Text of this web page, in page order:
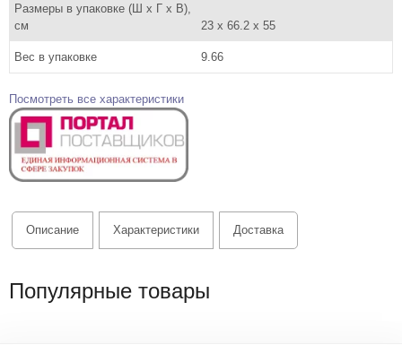
Размеры в упаковке (Ш x Г x В),
см
23 x 66.2 x 55
Вес в упаковке 9.66
Посмотреть все характеристики
Описание Характеристики Доставка
Популярные товары